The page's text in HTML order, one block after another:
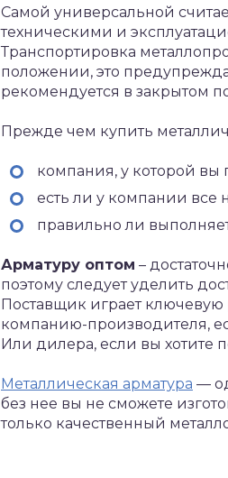
Самой универсальной
техническими и
Транспортировка
положении, это
рекомендуется в закрытом
Прежде чем купить
компания, у которой вы
есть ли у компании
правильно ли
Арматуру оптом –
поэтому следует уделить
Поставщик играет ключевую
компанию-производителя,
Или дилера, если вы хотите
Металлическая арматура —
без нее вы не сможете
только качественный